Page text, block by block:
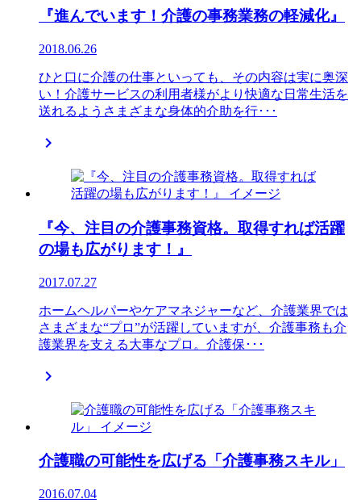
『進んでいます！介護の事務業務の軽減化』
2018.06.26
ひと口に介護の仕事といっても、その内容は実に奥深
い！介護サービスの利用者様がより快適な日常生活を
送れるようさまざまな身体的介助を行･･･

『今、注目の介護事務資格。取得すれば活躍
の場も広がります！』
2017.07.27
ホームヘルパーやケアマネジャーなど、介護業界では
さまざまな“プロ”が活躍していますが、介護事務も介
護業界を支える大事なプロ。介護保･･･

介護職の可能性を広げる「介護事務スキル」
2016.07.04